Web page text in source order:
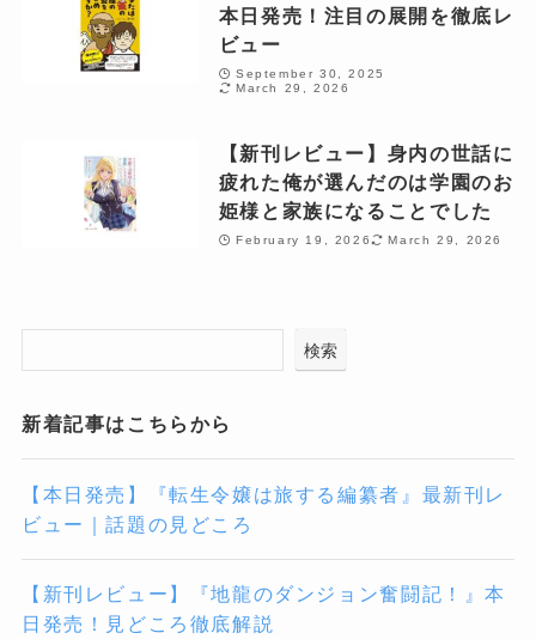
本日発売！注目の展開を徹底レ
ビュー
September 30, 2025
March 29, 2026
【新刊レビュー】身内の世話に
疲れた俺が選んだのは学園のお
姫様と家族になることでした
February 19, 2026 March 29, 2026
検索
新着記事はこちらから
【本日発売】『転生令嬢は旅する編纂者』最新刊レ
ビュー｜話題の見どころ
【新刊レビュー】『地龍のダンジョン奮闘記！』本
日発売！見どころ徹底解説